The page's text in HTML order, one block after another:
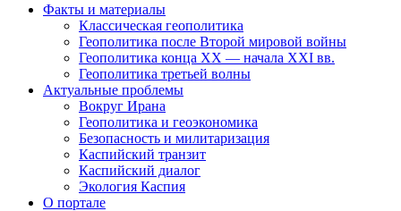
Факты и материалы
Классическая геополитика
Геополитика после Второй мировой войны
Геополитика конца XX — начала XXI вв.
Геополитика третьей волны
Актуальные проблемы
Вокруг Ирана
Геополитика и геоэкономика
Безопасность и милитаризация
Каспийский транзит
Каспийский диалог
Экология Каспия
О портале